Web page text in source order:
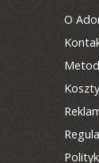
O